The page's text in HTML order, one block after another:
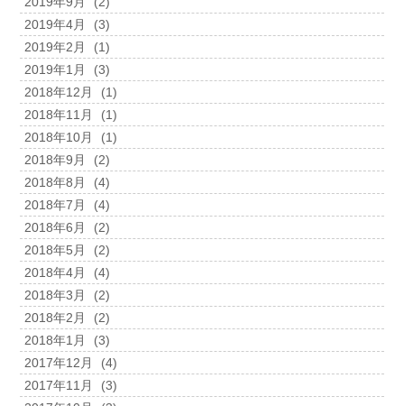
2019年4月
(3)
2019年2月
(1)
2019年1月
(3)
2018年12月
(1)
2018年11月
(1)
2018年10月
(1)
2018年9月
(2)
2018年8月
(4)
2018年7月
(4)
2018年6月
(2)
2018年5月
(2)
2018年4月
(4)
2018年3月
(2)
2018年2月
(2)
2018年1月
(3)
2017年12月
(4)
2017年11月
(3)